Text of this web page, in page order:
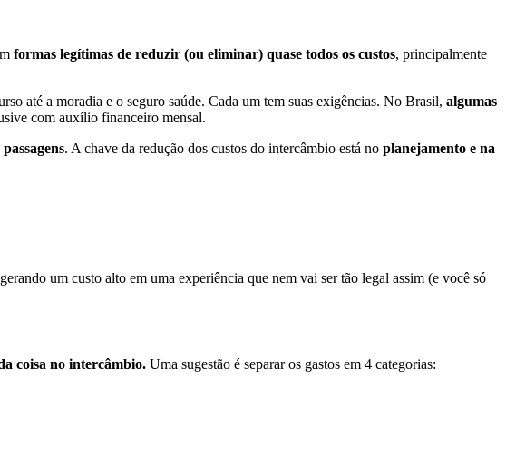
formas legítimas de reduzir (ou eliminar) quase todos os custos, principalmente
até a moradia e o seguro saúde. Cada um tem suas exigências. No Brasil, algumas
com auxílio financeiro mensal.
. A chave da redução dos custos do intercâmbio está no planejamento e na
um custo alto em uma experiência que nem vai ser tão legal assim (e você só
coisa no intercâmbio. Uma sugestão é separar os gastos em 4 categorias: